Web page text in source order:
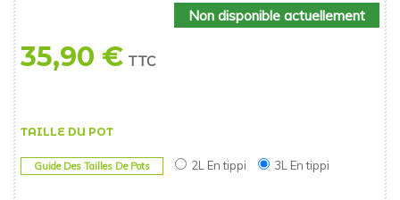
Non disponible actuellement
35,90 € TTC
TAILLE DU POT
Guide Des Tailles De Pots 2L En tippi 3L En tippi